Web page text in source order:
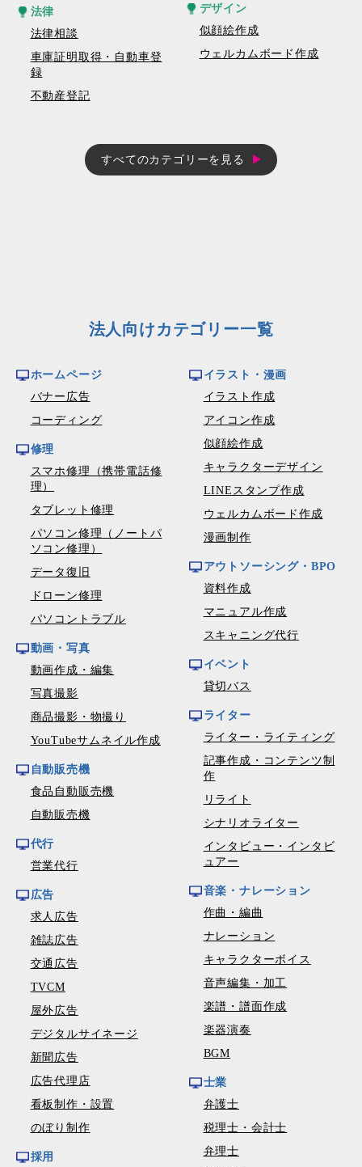
法律
法律相談
車庫証明取得・自動車登
録
不動産登記
デザイン
似顔絵作成
ウェルカムボード作成
すべてのカテゴリーを見る
法人向けカテゴリー一覧
ホームページ
バナー広告
コーディング
修理
スマホ修理（携帯電話修
理）
タブレット修理
パソコン修理（ノートパ
ソコン修理）
データ復旧
ドローン修理
パソコントラブル
動画・写真
動画作成・編集
写真撮影
商品撮影・物撮り
YouTubeサムネイル作成
自動販売機
食品自動販売機
自動販売機
代行
営業代行
広告
求人広告
雑誌広告
交通広告
TVCM
屋外広告
デジタルサイネージ
新聞広告
広告代理店
看板制作・設置
のぼり制作
採用
イラスト・漫画
イラスト作成
アイコン作成
似顔絵作成
キャラクターデザイン
LINEスタンプ作成
ウェルカムボード作成
漫画制作
アウトソーシング・BPO
資料作成
マニュアル作成
スキャニング代行
イベント
貸切バス
ライター
ライター・ライティング
記事作成・コンテンツ制
作
リライト
シナリオライター
インタビュー・インタビ
ュアー
音楽・ナレーション
作曲・編曲
ナレーション
キャラクターボイス
音声編集・加工
楽譜・譜面作成
楽器演奏
BGM
士業
弁護士
税理士・会計士
弁理士